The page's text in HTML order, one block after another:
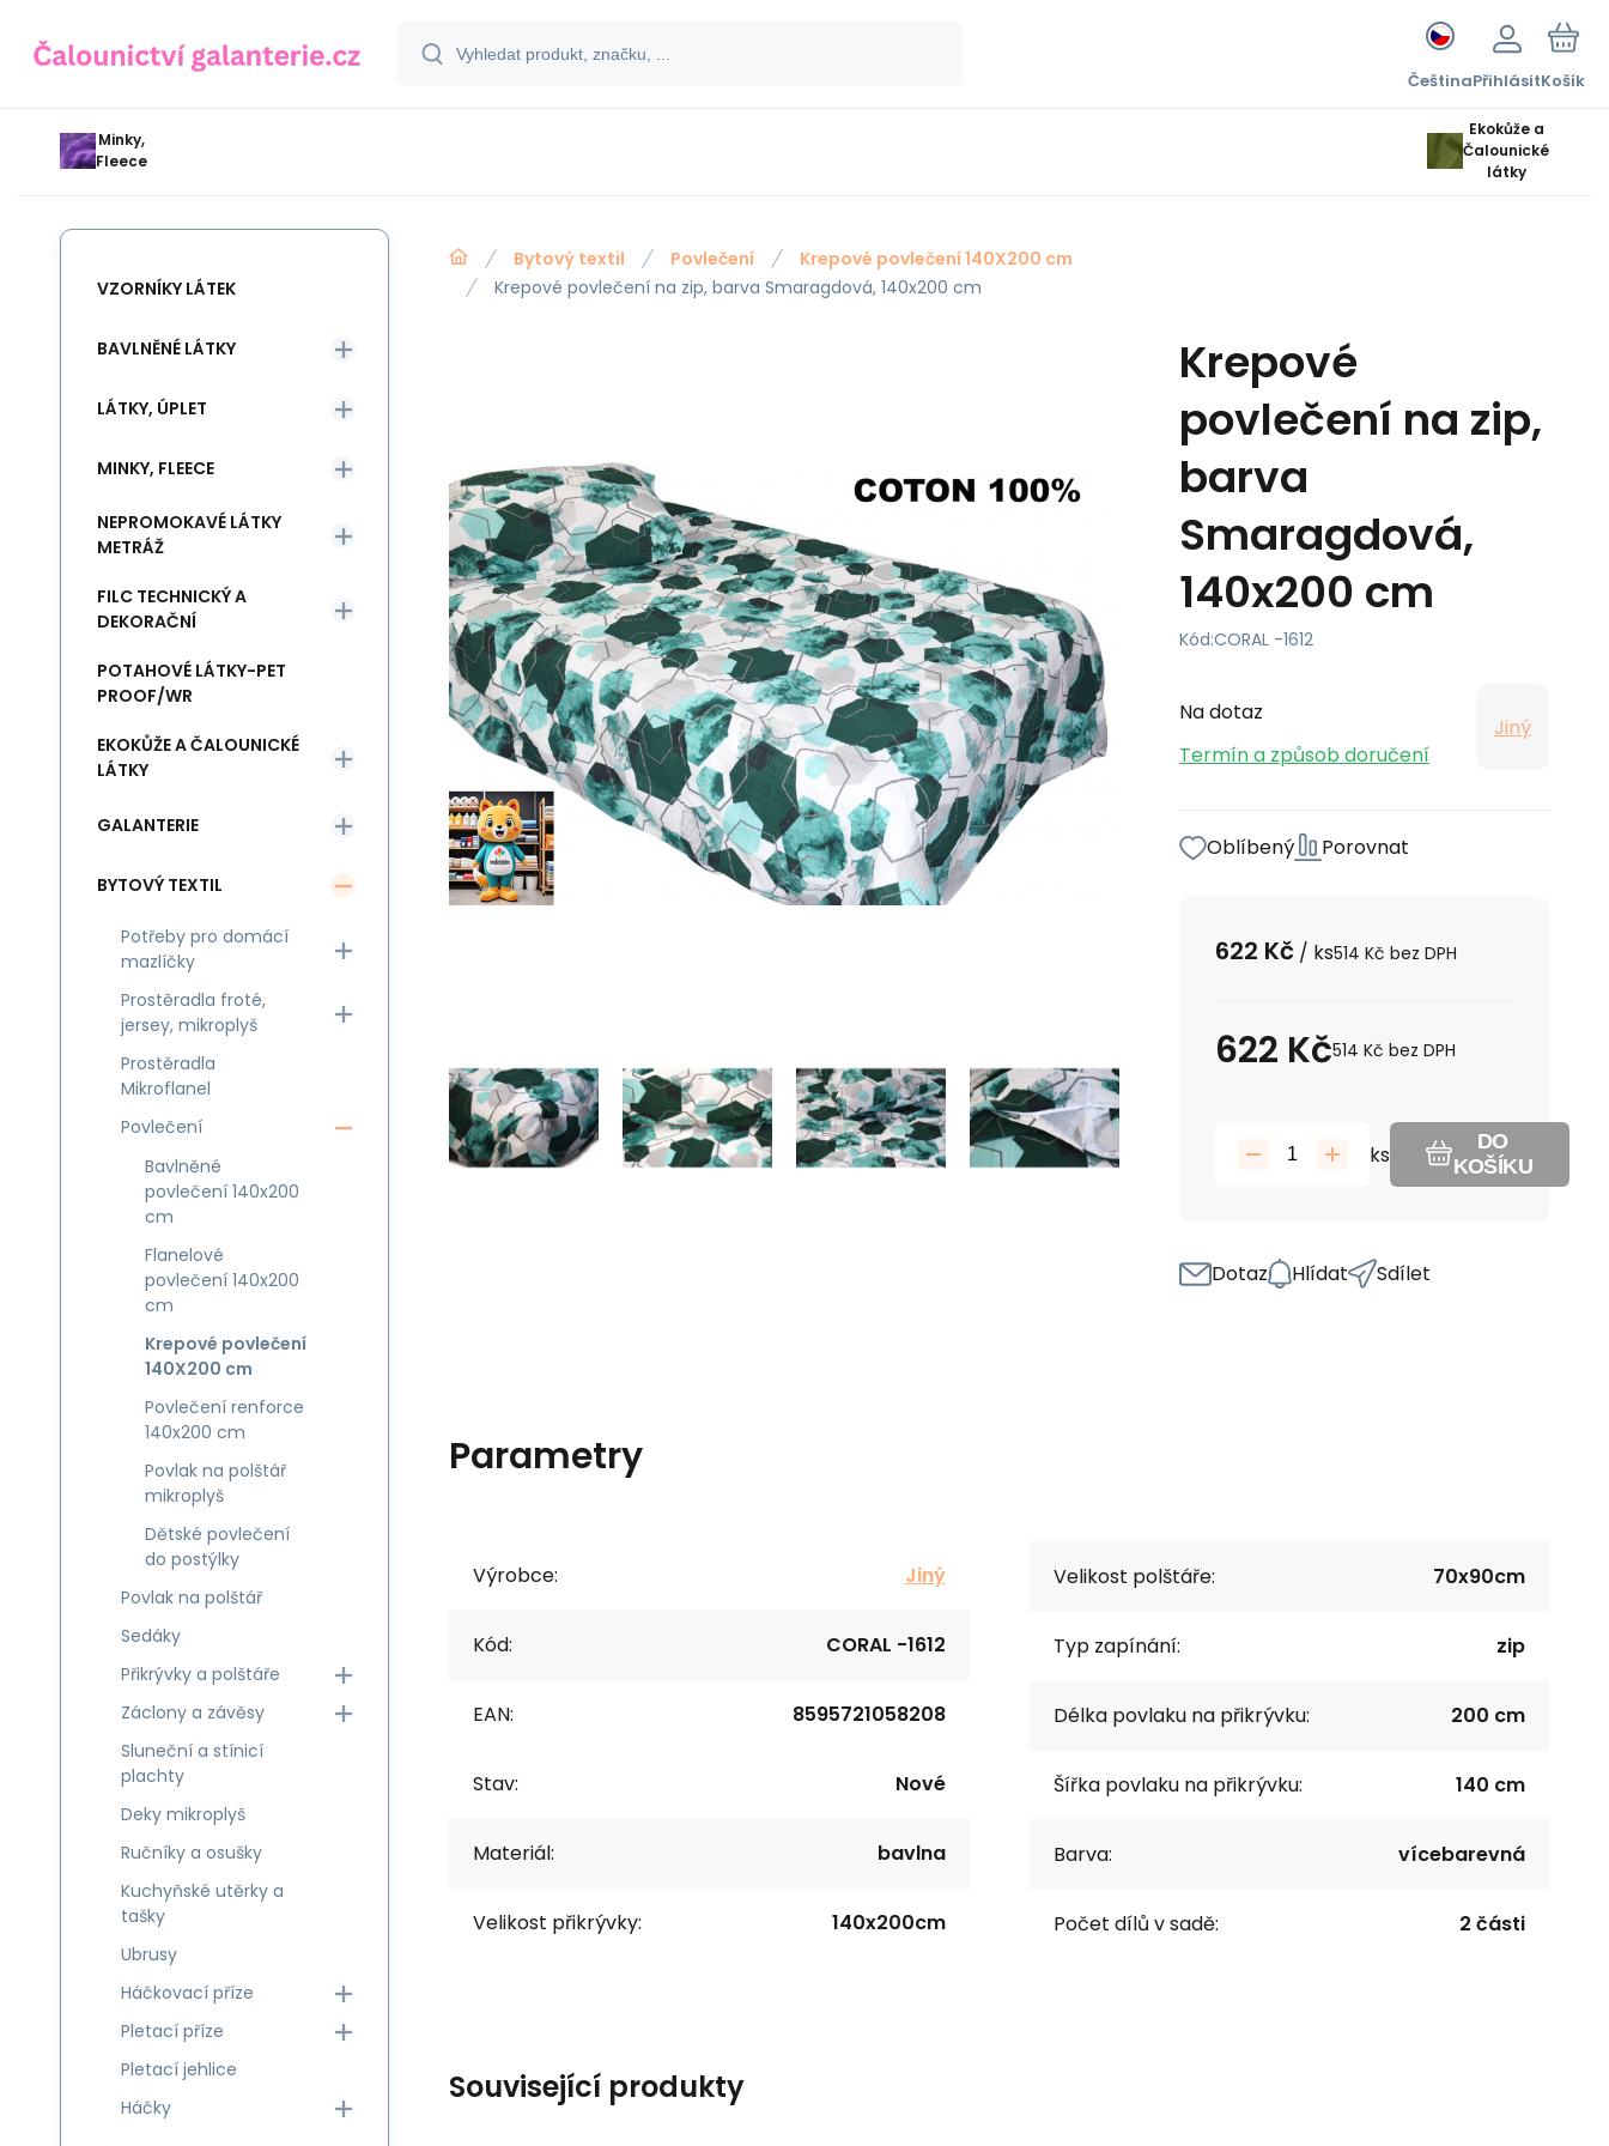
ČeštinaPřihlásitKošík
Minky,
Fleece
Ekokůže a
Čalounické
látky
Bytový textil Povlečení
Krepové povlečení 140X200 cm
Krepové povlečení na zip, barva Smaragdová, 140x200 cm
Krepové
povlečení na zip,
barva
Smaragdová,
140x200 cm
Kód:CORAL -1612
Na dotaz
Termín a způsob doručení
Jiný
Oblíbený Porovnat
622 Kč / ks514 Kč bez DPH
622 Kč514 Kč bez DPH
ks
DO
KOŠÍKU
Dotaz Hlídat Sdílet
Parametry
Výrobce: Jiný
Kód: CORAL -1612
EAN: 8595721058208
Stav: Nové
Materiál: bavlna
Velikost přikrývky: 140x200cm
Velikost polštáře: 70x90cm
Typ zapínání: zip
Délka povlaku na přikrývku: 200 cm
Šířka povlaku na přikrývku: 140 cm
Barva: vícebarevná
Počet dílů v sadě: 2 části
Související produkty
VZORNÍKY LÁTEK
BAVLNĚNÉ LÁTKY
LÁTKY, ÚPLET
MINKY, FLEECE
NEPROMOKAVÉ LÁTKY
METRÁŽ
FILC TECHNICKÝ A
DEKORAČNÍ
POTAHOVÉ LÁTKY-PET
PROOF/WR
EKOKŮŽE A ČALOUNICKÉ
LÁTKY
GALANTERIE
BYTOVÝ TEXTIL
Potřeby pro domácí
mazlíčky
Prostěradla froté,
jersey, mikroplyš
Prostěradla
Mikroflanel
Povlečení
Bavlněné
povlečení 140x200
cm
Flanelové
povlečení 140x200
cm
Krepové povlečení
140X200 cm
Povlečení renforce
140x200 cm
Povlak na polštář
mikroplyš
Dětské povlečení
do postýlky
Povlak na polštář
Sedáky
Přikrývky a polštáře
Záclony a závěsy
Sluneční a stínicí
plachty
Deky mikroplyš
Ručníky a osušky
Kuchyňské utěrky a
tašky
Ubrusy
Háčkovací příze
Pletací příze
Pletací jehlice
Háčky